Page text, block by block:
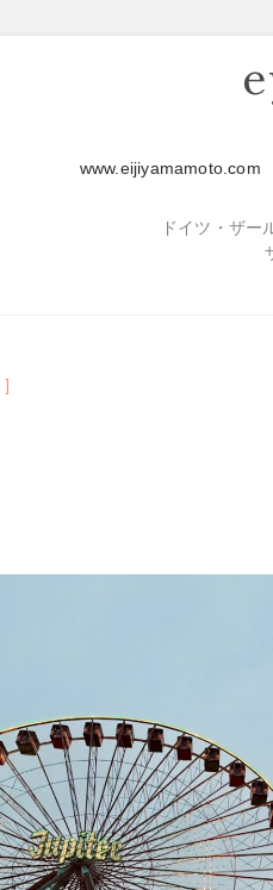
www.eijiyamamoto.com
ドイツ・ザ